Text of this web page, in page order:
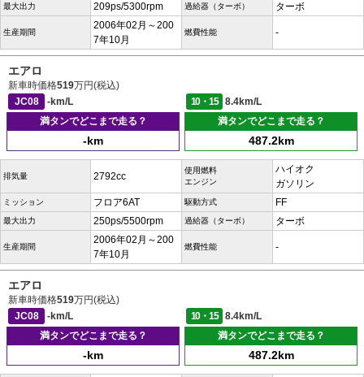
最大出力 209ps/5300rpm 過給器（ターボ） ターボ
生産期間
2006年02月～200
7年10月
燃費性能 -
エアロ
新車時価格519万円(税込)
JC08
-km/L 10・15
8.4km/L
満タンでどこまで走る？
-km
満タンでどこまで走る？
487.2km
排気量 2792cc
使用燃料
エンジン
ハイオク
ガソリン
ミッション フロア6AT 駆動方式 FF
最大出力 250ps/5500rpm 過給器（ターボ） ターボ
生産期間
2006年02月～200
7年10月
燃費性能 -
エアロ
新車時価格519万円(税込)
JC08
-km/L 10・15
8.4km/L
満タンでどこまで走る？
-km
満タンでどこまで走る？
487.2km